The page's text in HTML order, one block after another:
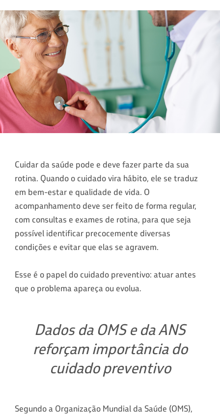
Cuidar da saúde pode e deve fazer parte da sua
rotina. Quando o cuidado vira hábito, ele se traduz
em bem-estar e qualidade de vida. O
acompanhamento deve ser feito de forma regular,
com consultas e exames de rotina, para que seja
possível identificar precocemente diversas
condições e evitar que elas se agravem.
Esse é o papel do cuidado preventivo: atuar antes
que o problema apareça ou evolua.
Dados da OMS e da ANS
reforçam importância do
cuidado preventivo
Segundo a Organização Mundial da Saúde (OMS),